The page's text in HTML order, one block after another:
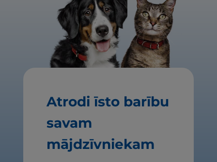
Atrodi īsto barību
savam
mājdzīvniekam